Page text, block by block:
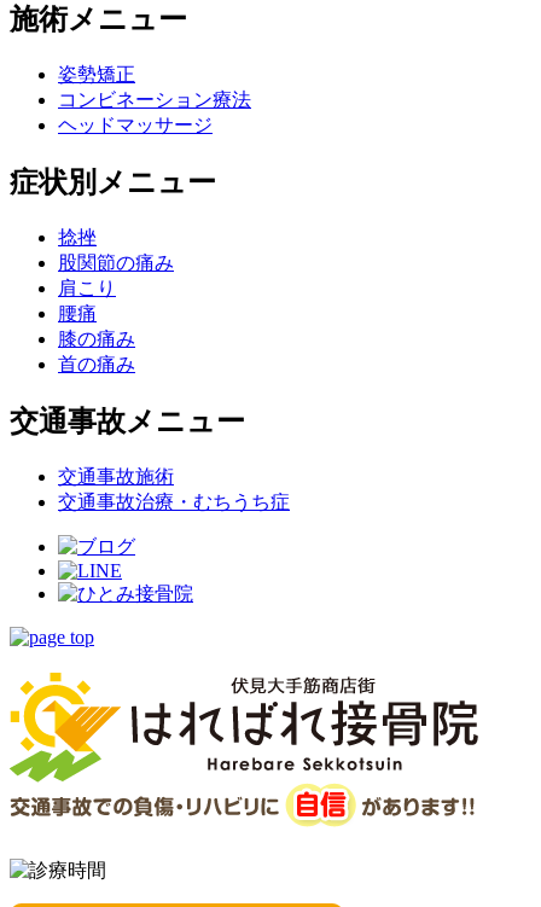
施術メニュー
姿勢矯正
コンビネーション療法
ヘッドマッサージ
症状別メニュー
捻挫
股関節の痛み
肩こり
腰痛
膝の痛み
首の痛み
交通事故メニュー
交通事故施術
交通事故治療・むちうち症